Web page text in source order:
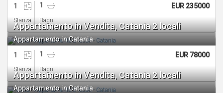
1
Stanza
1
Bagni
EUR 235000
Appartamento in Vendita, Catania 2 locali
Appartamento in Catania
1
Stanza
1
Bagni
EUR 78000
Appartamento in Vendita, Catania 2 locali
Appartamento in Catania